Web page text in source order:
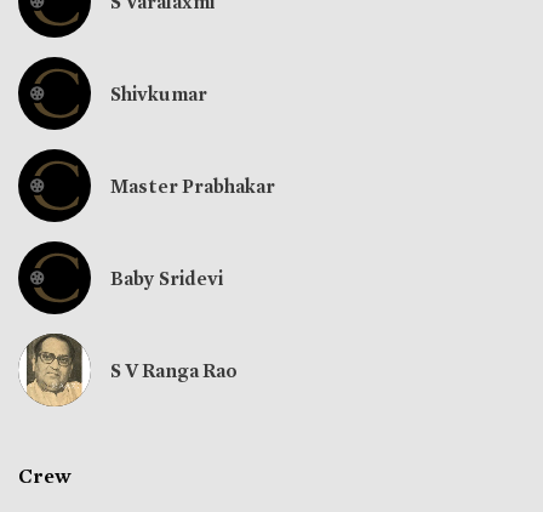
Shivkumar
Master Prabhakar
Baby Sridevi
S V Ranga Rao
Crew